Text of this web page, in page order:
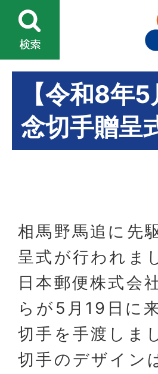
【令和8年
念切手贈呈
相馬野馬追に先
呈式が行われま
日本郵便株式会
らが5月19日に
切手を手渡しま
切手のデザイン